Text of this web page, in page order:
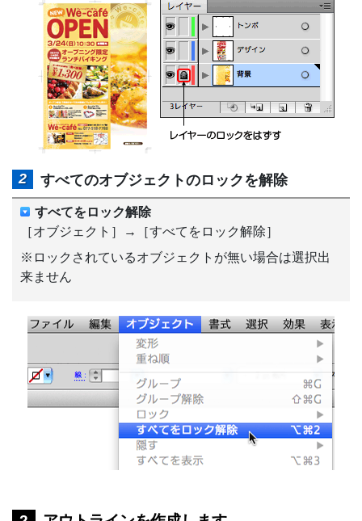
すべてのオブジェクトのロックを解除
すべてをロック解除
［オブジェクト］→［すべてをロック解除］
※ロックされているオブジェクトが無い場合は選択出
来ません